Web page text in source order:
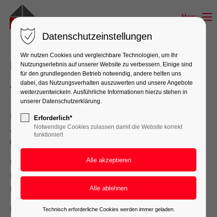
Menu
Impressum
Angaben gemäß § 5 DDG:
Elektro-Netzwerk Ramsauer GmbH & Co. KG
Ziegeleistraße 20
84149 Velden
Umsatzsteuer-Identifikationsnummer gemäß §27 a
Umsatzsteuergesetz:
DE 355 418 689
Eintragung im Handelsregister.
Datenschutzeinstellungen
Wir nutzen Cookies und vergleichbare Technologien, um Ihr
Nutzungserlebnis auf unserer Website zu verbessern. Einige sind
für den grundlegenden Betrieb notwendig, andere helfen uns
dabei, das Nutzungsverhalten auszuwerten und unsere Angebote
weiterzuentwickeln. Ausführliche Informationen hierzu stehen in
unserer Datenschutzerklärung.
Erforderlich*
Notwendige Cookies zulassen damit die Website korrekt
funktioniert
Technisch erforderliche Cookies werden immer geladen.